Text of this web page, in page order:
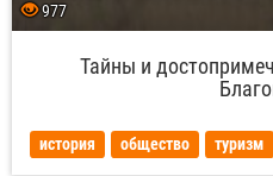
977
Тайны и
история общество туризм